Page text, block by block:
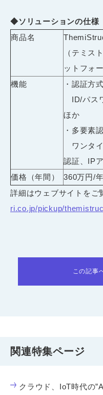
◆ソリューションの仕様
商品名
（テミス
ットフォー
機能
・認証方式
ID/パス
ほか
・多要素
ワンタ
認証、IP
価格（年間）
360万円/
詳細はウェブサイトをご
ri.co.jp/pickup/
この記事
関連特集ページ
クラウド、IoT時代の